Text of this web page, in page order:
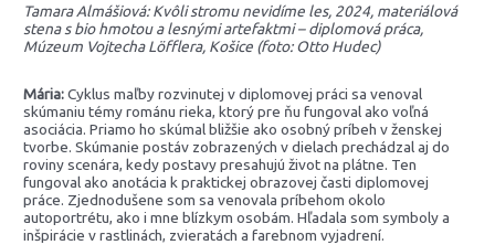
Tamara Almášiová: Kvôli stromu nevidíme les, 2024, materiálová
stena s bio hmotou a lesnými artefaktmi – diplomová práca,
Múzeum Vojtecha Löfflera, Košice (foto: Otto Hudec)
Mária:Cyklus maľby rozvinutej v diplomovej práci sa venoval
skúmaniu témy románu rieka, ktorý pre ňu fungoval ako voľná
asociácia. Priamo ho skúmal bližšie ako osobný príbeh v ženskej
tvorbe. Skúmanie postáv zobrazených v dielach prechádzal aj do
roviny scenára, kedy postavy presahujú život na plátne. Ten
fungoval ako anotácia k praktickej obrazovej časti diplomovej
práce. Zjednodušene som sa venovala príbehom okolo
autoportrétu, ako i mne blízkym osobám. Hľadala som symboly a
inšpirácie v rastlinách, zvieratách a farebnom vyjadrení.